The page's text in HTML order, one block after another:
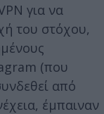
για να
του στόχου,
(που
από
έμπαιναν